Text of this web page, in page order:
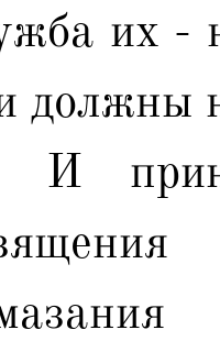
их -
должны
И